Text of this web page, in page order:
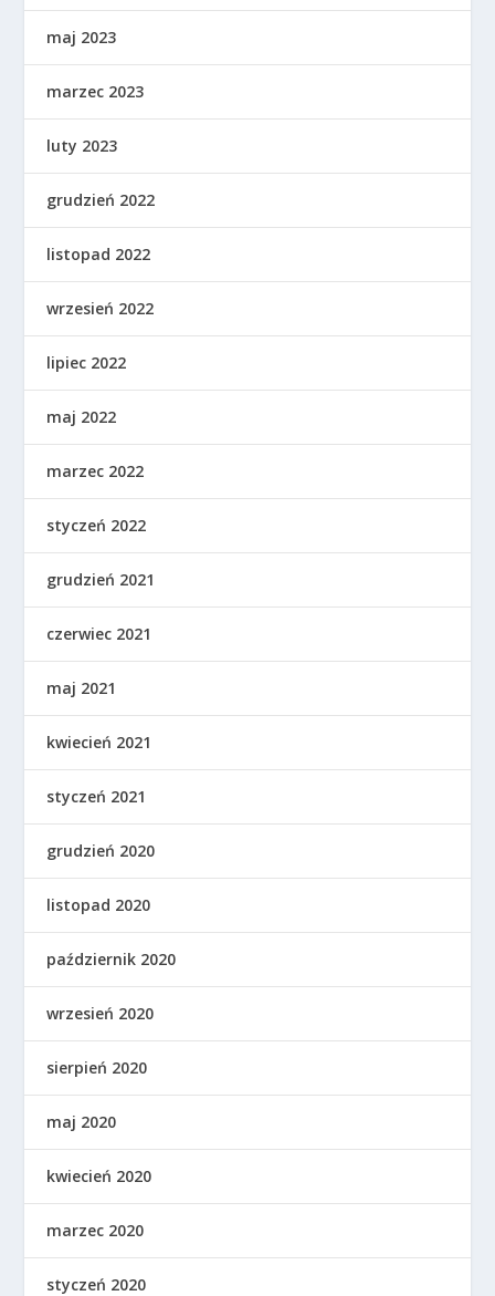
maj 2023
marzec 2023
luty 2023
grudzień 2022
listopad 2022
wrzesień 2022
lipiec 2022
maj 2022
marzec 2022
styczeń 2022
grudzień 2021
czerwiec 2021
maj 2021
kwiecień 2021
styczeń 2021
grudzień 2020
listopad 2020
październik 2020
wrzesień 2020
sierpień 2020
maj 2020
kwiecień 2020
marzec 2020
styczeń 2020